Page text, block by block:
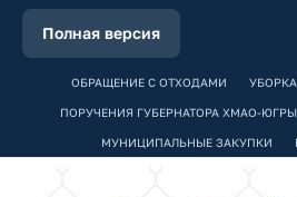
Полная версия
ОБРАЩЕНИЕ С ОТХОДАМИ
ПОРУЧЕНИЯ ГУБЕРНАТОРА ХМАО-ЮГРЫ
МУНИЦИПАЛЬНЫЕ ЗАКУПКИ